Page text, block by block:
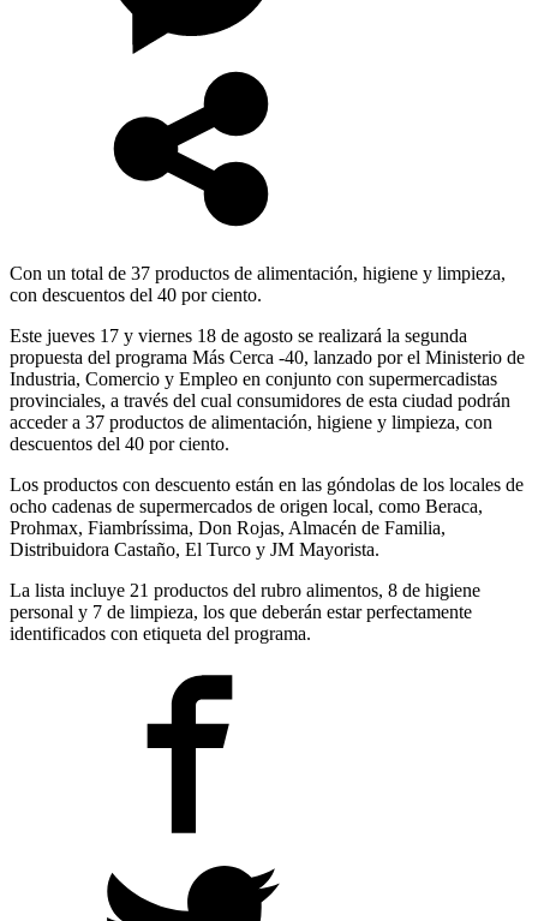
Con un total de 37 productos de alimentación, higiene y limpieza,
con descuentos del 40 por ciento.
Este jueves 17 y viernes 18 de agosto se realizará la segunda
propuesta del programa Más Cerca -40, lanzado por el Ministerio de
Industria, Comercio y Empleo en conjunto con supermercadistas
provinciales, a través del cual consumidores de esta ciudad podrán
acceder a 37 productos de alimentación, higiene y limpieza, con
descuentos del 40 por ciento.
Los productos con descuento están en las góndolas de los locales de
ocho cadenas de supermercados de origen local, como Beraca,
Prohmax, Fiambríssima, Don Rojas, Almacén de Familia,
Distribuidora Castaño, El Turco y JM Mayorista.
La lista incluye 21 productos del rubro alimentos, 8 de higiene
personal y 7 de limpieza, los que deberán estar perfectamente
identificados con etiqueta del programa.